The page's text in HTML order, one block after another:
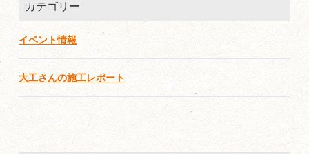
カテゴリー
イベント情報
大工さんの施工レポート